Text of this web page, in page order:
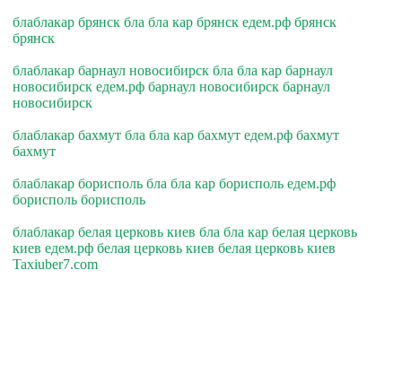
блаблакар брянск бла бла кар брянск едем.рф брянск
брянск
блаблакар барнаул новосибирск бла бла кар барнаул
новосибирск едем.рф барнаул новосибирск барнаул
новосибирск
блаблакар бахмут бла бла кар бахмут едем.рф бахмут
бахмут
блаблакар борисполь бла бла кар борисполь едем.рф
борисполь борисполь
блаблакар белая церковь киев бла бла кар белая церковь
киев едем.рф белая церковь киев белая церковь киев
Taxiuber7.com